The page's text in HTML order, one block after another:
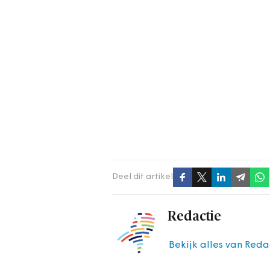
Deel dit artikel
Redactie
Bekijk alles van